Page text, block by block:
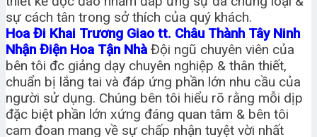
sự cách tân trong sở thích của quý khách.
Hoa Đi Khai Trương Giao tt. Châu Thành Tây Ninh
Nhận Điện Hoa Tận NhàĐội ngũ chuyên viên của
bên tôi đc giảng dạy chuyên nghiệp & thân thiết,
chuẩn bị lắng tai và đáp ứng phần lớn nhu cầu của
người sử dụng. Chúng bên tôi hiểu rõ rằng mỗi dịp
đặc biệt phần lớn xứng đáng quan tâm & bên tôi
cam đoan mang về sự chấp nhận tuyệt vời nhất